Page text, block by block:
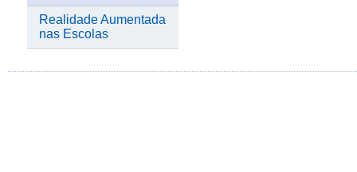
Realidade Aumentada
nas Escolas